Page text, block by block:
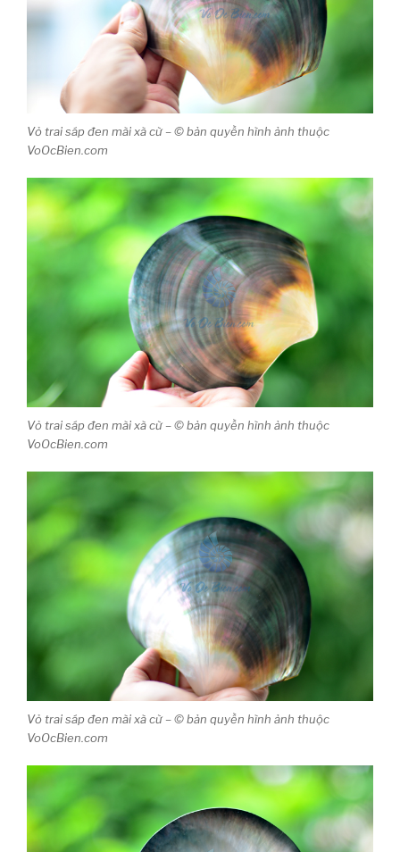
Vỏ trai sáp đen mài xà cừ – © bản quyền hình ảnh thuộc
VoOcBien.com
Vỏ trai sáp đen mài xà cừ – © bản quyền hình ảnh thuộc
VoOcBien.com
Vỏ trai sáp đen mài xà cừ – © bản quyền hình ảnh thuộc
VoOcBien.com